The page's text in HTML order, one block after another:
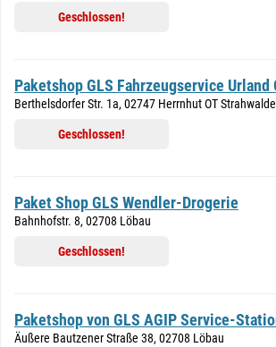
Geschlossen!
Paketshop GLS Fahrzeugservice Urland
Berthelsdorfer Str. 1a, 02747 Herrnhut OT Strahwalde
Geschlossen!
Paket Shop GLS Wendler-Drogerie
Bahnhofstr. 8, 02708 Löbau
Geschlossen!
Paketshop von GLS AGIP Service-
Äußere Bautzener Straße 38, 02708 Löbau